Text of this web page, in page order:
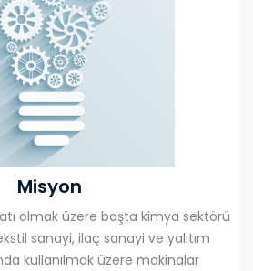
Misyon
olmak üzere başta kimya sektörü
sanayi, ilaç sanayi ve yalıtım
kullanılmak üzere makinalar